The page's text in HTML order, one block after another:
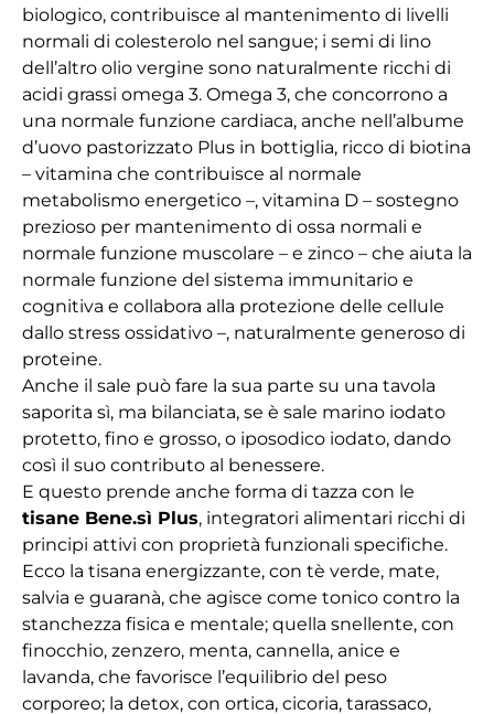
biologico, contribuisce al mantenimento di livelli
normali di colesterolo nel sangue; i semi di lino
dell’altro olio vergine sono naturalmente ricchi di
acidi grassi omega 3. Omega 3, che concorrono a
una normale funzione cardiaca, anche nell’albume
d’uovo pastorizzato Plus in bottiglia, ricco di biotina
– vitamina che contribuisce al normale
metabolismo energetico –, vitamina D – sostegno
prezioso per mantenimento di ossa normali e
normale funzione muscolare – e zinco – che aiuta la
normale funzione del sistema immunitario e
cognitiva e collabora alla protezione delle cellule
dallo stress ossidativo –, naturalmente generoso di
proteine.
Anche il sale può fare la sua parte su una tavola
saporita sì, ma bilanciata, se è sale marino iodato
protetto, fino e grosso, o iposodico iodato, dando
così il suo contributo al benessere.
E questo prende anche forma di tazza con le
tisane Bene.sì Plus, integratori alimentari ricchi di
principi attivi con proprietà funzionali specifiche.
Ecco la tisana energizzante, con tè verde, mate,
salvia e guaranà, che agisce come tonico contro la
stanchezza fisica e mentale; quella snellente, con
finocchio, zenzero, menta, cannella, anice e
lavanda, che favorisce l’equilibrio del peso
corporeo; la detox, con ortica, cicoria, tarassaco,